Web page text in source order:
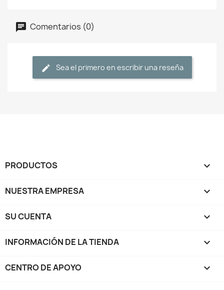
Comentarios (0)
Sea el primero en escribir una reseña
PRODUCTOS 
NUESTRA EMPRESA 
SU CUENTA 
INFORMACIÓN DE LA TIENDA keyboard_arrow_down
CENTRO DE APOYO 